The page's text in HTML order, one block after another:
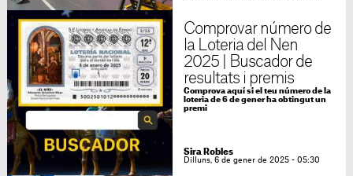
Comprovar número de
la Loteria del Nen
2025 | Buscador de
resultats i premis
Comprova aquí si el teu número de la
loteria de 6 de gener ha obtingut un
premi
Sira Robles
Dilluns, 6 de gener de 2025 - 05:30